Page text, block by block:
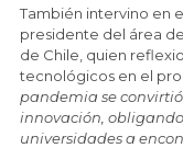
También intervino en
presidente del área
de Chile, quien
tecnológicos en el
pandemia se
innovación,
universidades a